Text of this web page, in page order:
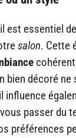
est essentiel de
salon. Cette
bien décoré ne
influence
passer du
préférences